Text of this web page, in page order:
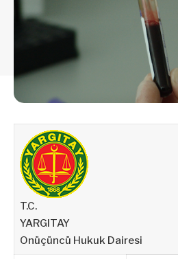
T.C.
YARGITAY
Onüçüncü Hukuk Dairesi